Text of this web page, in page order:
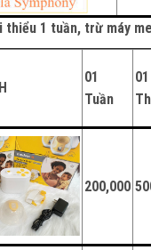
1 tuần, trừ máy
01
Tuần
01
200,000